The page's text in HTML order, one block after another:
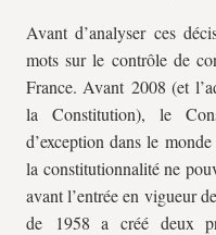
Avant d’analyser ces
mots sur le contrôle de
France. Avant 2008 (et
la Constitution), le
d’exception dans le
la constitutionnalité ne
avant l’entrée en vigueur
de 1958 a créé deux